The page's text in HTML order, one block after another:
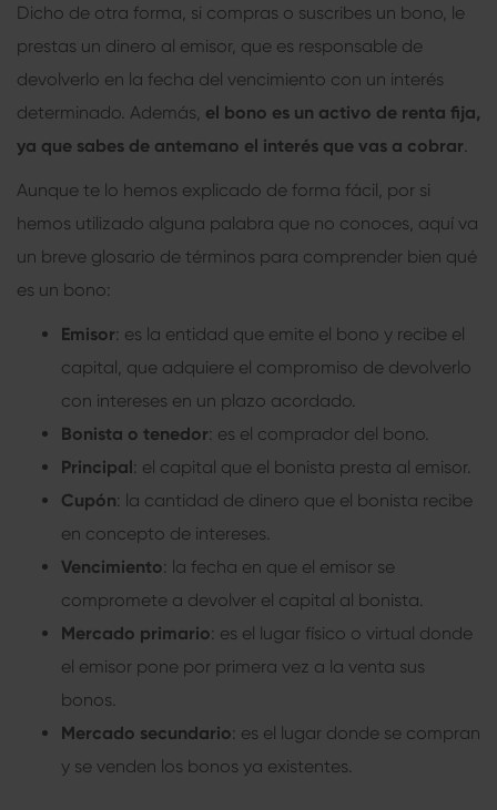
Dicho de otra forma, si compras o suscribes un bono, le
prestas un dinero al emisor, que es responsable de
devolverlo en la fecha del vencimiento con un interés
determinado. Además, el bono es un activo de renta fija,
ya que sabes de antemano el interés que vas a cobrar
Aunque te lo hemos explicado de forma fácil, por si
hemos utilizado alguna palabra que no conoces, aquí va
un breve glosario de términos para comprender bien qué
es un bono:
Emisor: es la entidad que emite el bono y recibe el
capital, que adquiere el compromiso de devolverlo
con intereses en un plazo acordado.
Bonista o tenedor: es el comprador del bono.
Principal: el capital que el bonista presta al emisor.
Cupón: la cantidad de dinero que el bonista recibe
en concepto de intereses.
Vencimiento: la fecha en que el emisor se
compromete a devolver el capital al bonista.
Mercado primario: es el lugar físico o virtual donde
el emisor pone por primera vez a la venta sus
bonos.
Mercado secundario: es el lugar donde se compran
y se venden los bonos ya existentes.